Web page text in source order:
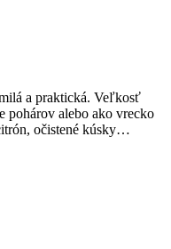
a praktická. Veľkosť
pohárov alebo ako vrecko
očistené kúsky…